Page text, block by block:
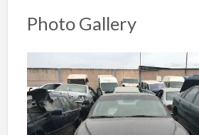
Photo Gallery